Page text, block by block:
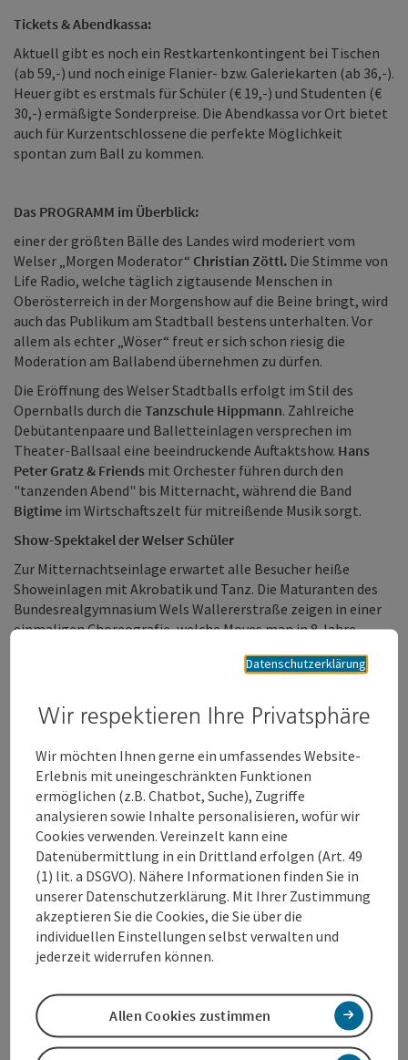
Tickets & Abendkassa:
Aktuell gibt es noch ein Restkartenkontingent bei Tischen
(ab 59,-) und noch einige Flanier- bzw. Galeriekarten (ab 36,-).
Heuer gibt es erstmals für Schüler (€ 19,-) und Studenten (€
30,-) ermäßigte Sonderpreise. Die Abendkassa vor Ort bietet
auch für Kurzentschlossene die perfekte Möglichkeit
spontan zum Ball zu kommen.
Das PROGRAMM im Überblick:
einer der größten Bälle des Landes wird moderiert vom
Welser „Morgen Moderator“ Christian Zöttl. Die Stimme von
Life Radio, welche täglich zigtausende Menschen in
Oberösterreich in der Morgenshow auf die Beine bringt, wird
auch das Publikum am Stadtball bestens unterhalten. Vor
allem als echter „Wöser“ freut er sich schon riesig die
Moderation am Ballabend übernehmen zu dürfen.
Die Eröffnung des Welser Stadtballs erfolgt im Stil des
Opernballs durch die Tanzschule Hippmann. Zahlreiche
Debütantenpaare und Balletteinlagen versprechen im
Theater-Ballsaal eine beeindruckende Auftaktshow. Hans
Peter Gratz & Friends mit Orchester führen durch den
"tanzenden Abend" bis Mitternacht, während die Band
Bigtime im Wirtschaftszelt für mitreißende Musik sorgt.
Show-Spektakel der Welser Schüler
Zur Mitternachtseinlage erwartet alle Besucher heiße
Showeinlagen mit Akrobatik und Tanz. Die Maturanten des
Bundesrealgymnasium Wels Wallererstraße zeigen in einer
einmaligen Choreografie, welche Moves man in 8 Jahre
Mit einem Tombolalos von € 5,- kann man auch heuer wieder
luxuriöse Preise im Gesamtwert von mehreren tausend Euro
gewinnen. Der Hauptpreis, ein Deluxe-Urlaub inkl. Flug und
Transfer nach BALI für zwei Personen, wird von
Turkish Airlines zur Verfügung gestellt. Kulinarische
Genüsse gibt es bei WEBER GRILL
, die einen Grillkurs für 15
Personen verlosen. Weiters stellt Hänsel und Gretel
Smoking
zur Verfügung, samtFotoshooting von René Hauser,
500 Euro Wels Cardgibt die Welser Kaufmannschaft
Tombola und Pappas Gunskirchen
sorgt noch mit dem
passenden Mercedes für ein Wochenende für den fahrbaren
Untersatz. Das
max.center sponsort 50 x Zehner max.center
Gutscheine und von
Optik Schwabegger
Markenbrille im Wert von 500 Euro
unterschiedlichste Preise – davon ein jeder Preis ein
absolutes Highlight!
Datenschutzerklärung
Wir respektieren Ihre Privatsphäre
Wir möchten Ihnen gerne ein umfassendes Website-
Erlebnis mit uneingeschränkten Funktionen
ermöglichen (z.B. Chatbot, Suche), Zugriffe
analysieren sowie Inhalte personalisieren, wofür wir
Cookies verwenden. Vereinzelt kann eine
Datenübermittlung in ein Drittland erfolgen (Art. 49
(1) lit. a DSGVO). Nähere Informationen finden Sie in
unserer Datenschutzerklärung. Mit Ihrer Zustimmung
akzeptieren Sie die Cookies, die Sie über die
individuellen Einstellungen selbst verwalten und
jederzeit widerrufen können.
Allen Cookies zustimmen